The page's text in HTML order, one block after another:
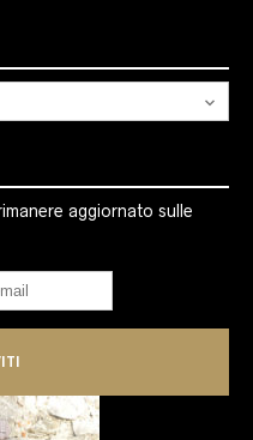
aggiornato sulle